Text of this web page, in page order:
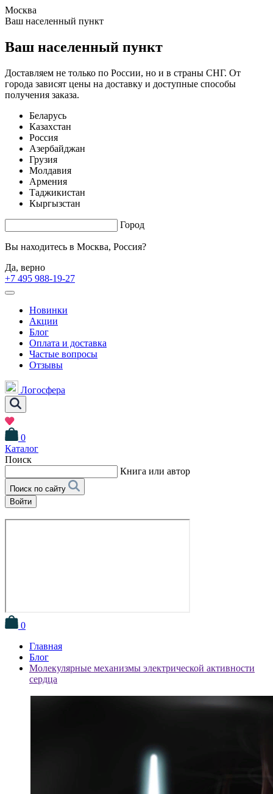
Москва
Ваш населенный пункт
Ваш населенный пункт
Доставляем не только по России, но и в страны СНГ. От
города зависят цены на доставку и доступные способы
получения заказа.
Беларусь
Казахстан
Россия
Азербайджан
Грузия
Молдавия
Армения
Таджикистан
Кыргызстан
Город
Вы находитесь в Москва, Россия?
Да, верно
+7 495 988-19-27
Новинки
Акции
Блог
Оплата и доставка
Частые вопросы
Отзывы
Логосфера
0
Каталог
Поиск
Книга или автор
Поиск по сайту
Войти
0
Главная
Блог
Молекулярные механизмы электрической активности
сердца